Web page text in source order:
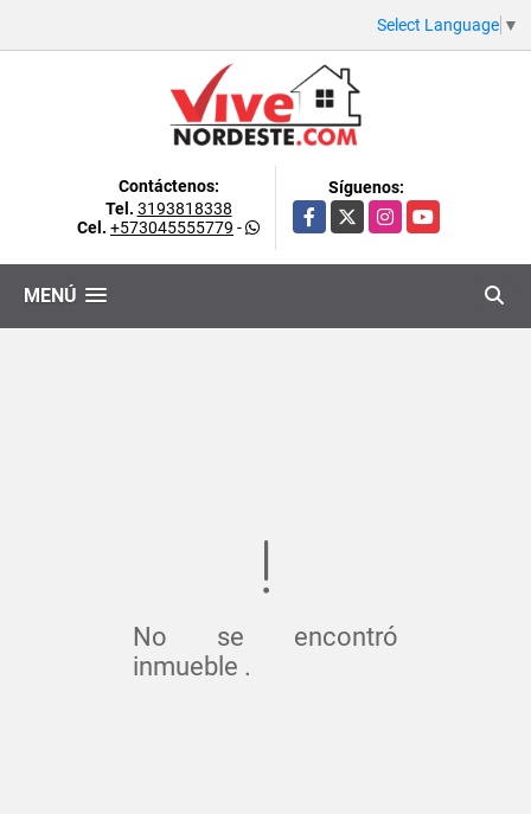
Select Language ▼
Contáctenos:
Tel. 3193818338
Cel. +573045555779 -
Síguenos:
Facebook
X InstagramYouTube
MENÚ
No se encontró
inmueble .